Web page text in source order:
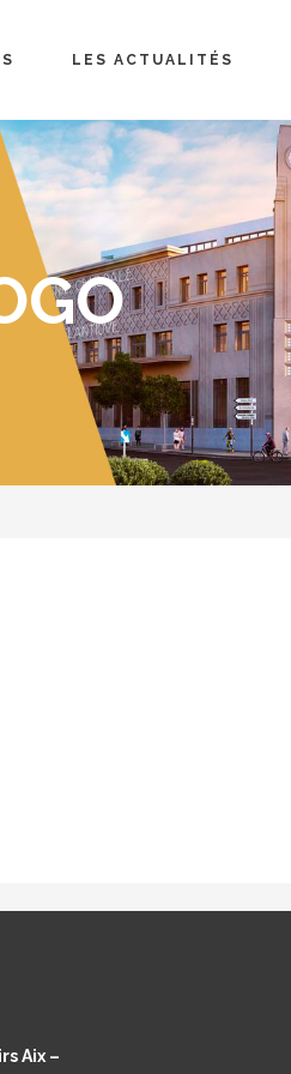
LES ACTUALITÉS
Aix –